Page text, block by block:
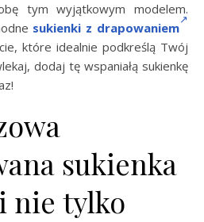
tym wyjątkowym modelem.
sukienki z drapowaniem
które idealnie podkreślą Twój
dodaj tę wspaniałą sukienkę
sukienka
nie tylko